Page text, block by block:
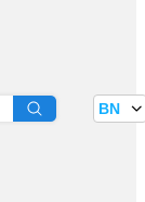
BN